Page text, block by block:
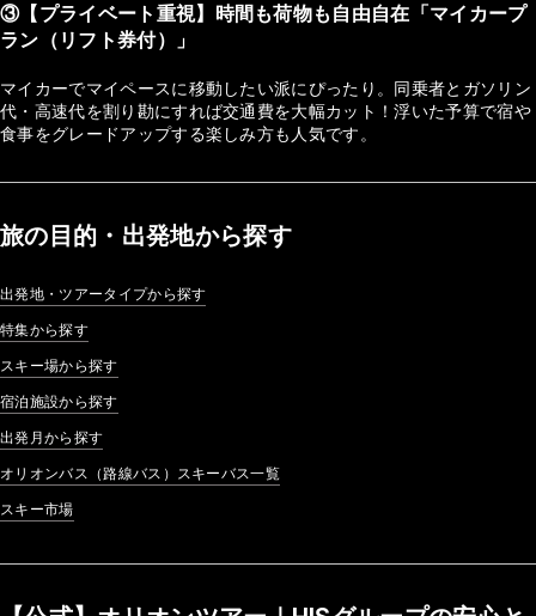
③【プライベート重視】時間も荷物も自由自在「マイカープ
ラン（リフト券付）」
マイカーでマイペースに移動したい派にぴったり。同乗者とガソリン
代・高速代を割り勘にすれば交通費を大幅カット！浮いた予算で宿や
食事をグレードアップする楽しみ方も人気です。
旅の目的・出発地から探す
出発地・ツアータイプから探す
特集から探す
スキー場から探す
宿泊施設から探す
出発月から探す
オリオンバス（路線バス）スキーバス一覧
スキー市場